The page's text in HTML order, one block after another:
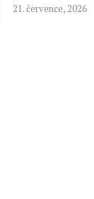
21. července, 2026